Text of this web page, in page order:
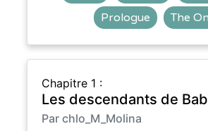
Prologue
The
Chapitre 1 :
Les descendants de
Par chlo_M_Molina